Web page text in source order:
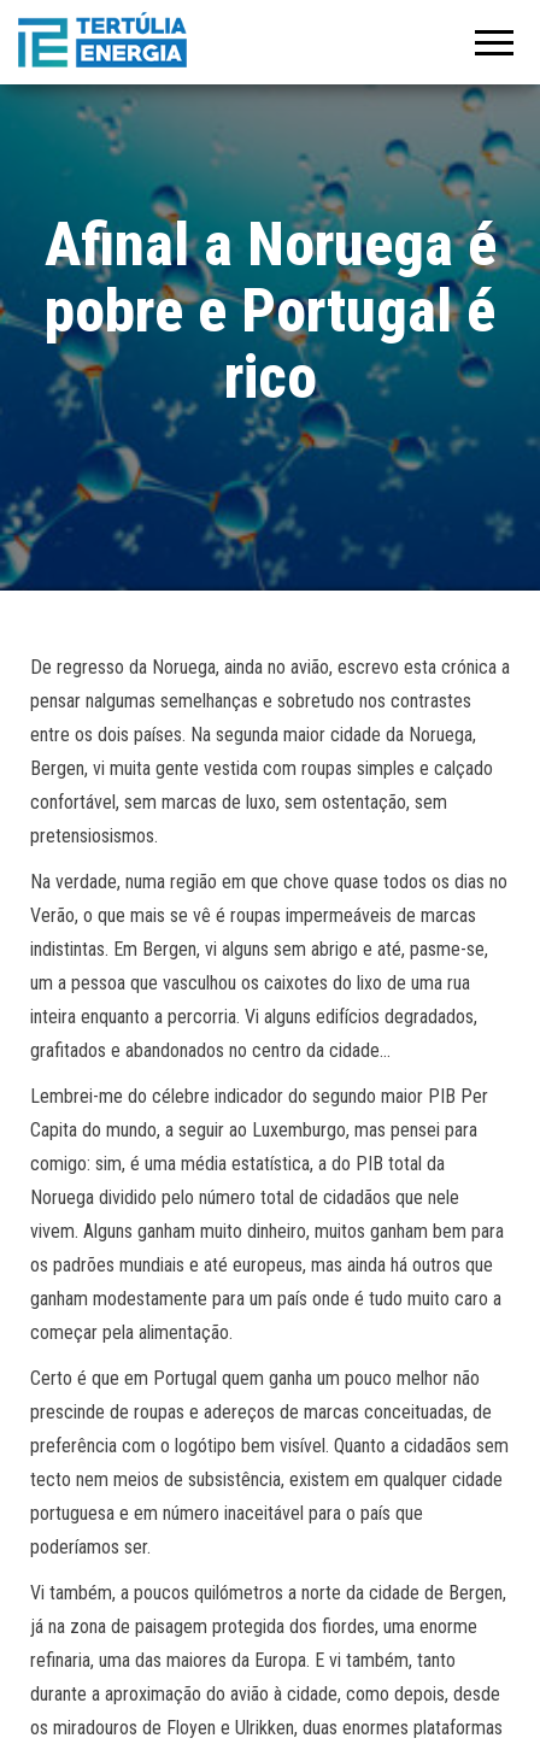
estabilização
económica
Afinal a Noruega é
pobre e Portugal é
rico
De regresso da Noruega, ainda no avião, escrevo esta crónica a
pensar nalgumas semelhanças e sobretudo nos contrastes
entre os dois países. Na segunda maior cidade da Noruega,
Bergen, vi muita gente vestida com roupas simples e calçado
confortável, sem marcas de luxo, sem ostentação, sem
pretensiosismos.
Na verdade, numa região em que chove quase todos os dias no
Verão, o que mais se vê é roupas impermeáveis de marcas
indistintas. Em Bergen, vi alguns sem abrigo e até, pasme-se,
um a pessoa que vasculhou os caixotes do lixo de uma rua
inteira enquanto a percorria. Vi alguns edifícios degradados,
grafitados e abandonados no centro da cidade…
Lembrei-me do célebre indicador do segundo maior PIB Per
Capita do mundo, a seguir ao Luxemburgo, mas pensei para
comigo: sim, é uma média estatística, a do PIB total da
Noruega dividido pelo número total de cidadãos que nele
vivem. Alguns ganham muito dinheiro, muitos ganham bem para
os padrões mundiais e até europeus, mas ainda há outros que
ganham modestamente para um país onde é tudo muito caro a
começar pela alimentação.
Certo é que em Portugal quem ganha um pouco melhor não
prescinde de roupas e adereços de marcas conceituadas, de
preferência com o logótipo bem visível. Quanto a cidadãos sem
tecto nem meios de subsistência, existem em qualquer cidade
portuguesa e em número inaceitável para o país que
poderíamos ser.
Vi também, a poucos quilómetros a norte da cidade de Bergen,
já na zona de paisagem protegida dos fiordes, uma enorme
refinaria, uma das maiores da Europa. E vi também, tanto
durante a aproximação do avião à cidade, como depois, desde
os miradouros de Floyen e Ulrikken, duas enormes plataformas